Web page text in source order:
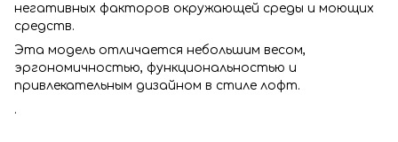
негативных факторов окружающей среды и моющих
средств.
Эта модель отличается небольшим весом,
эргономичностью, функциональностью и
привлекательным дизайном в стиле лофт.
.